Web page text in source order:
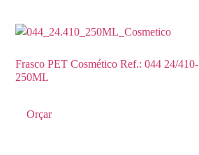
Frasco PET Cosmético Ref.: 044 24/410-
250ML
Orçar